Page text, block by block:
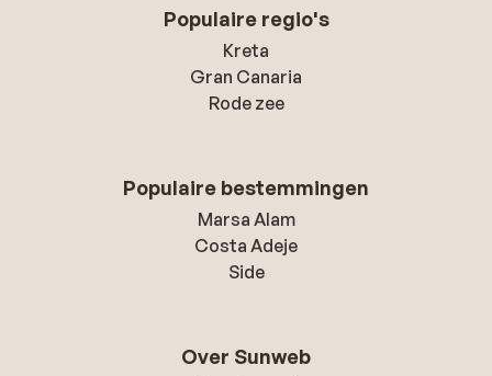
Populaire regio's
Kreta
Gran Canaria
Rode zee
Populaire bestemmingen
Marsa Alam
Costa Adeje
Side
Over Sunweb